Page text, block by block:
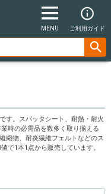
MENU ご利用ガイド
す。スパッタシート、耐熱・耐火
時の必需品を数多く取り揃える
織物、耐炎繊維フェルトなどのス
で1本1点から販売しています。